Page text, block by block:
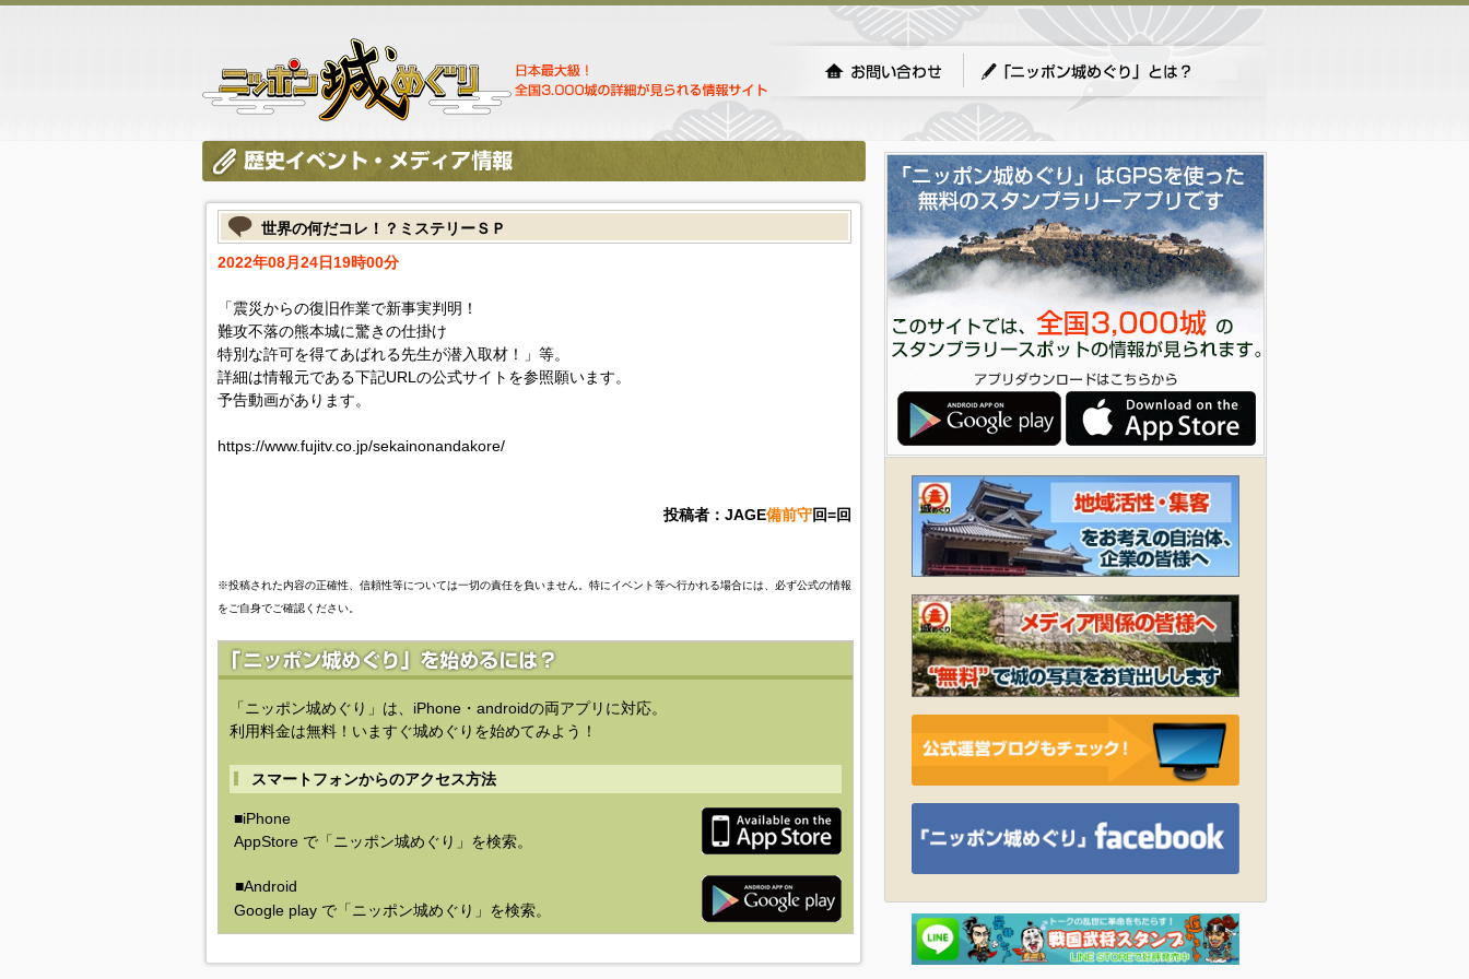
世界の何だコレ！？ミステリーＳＰ
2022年08月24日19時00分
「震災からの復旧作業で新事実判明！
難攻不落の熊本城に驚きの仕掛け
特別な許可を得てあばれる先生が潜入取材！」等。
詳細は情報元である下記URLの公式サイトを参照願います。
予告動画があります。
https://www.fujitv.co.jp/sekainonandakore/
投稿者：JAGE備前守回=回
※投稿された内容の正確性、信頼性等については一切の責任を負いません。特にイベント等へ行かれる場合には、必ず公式の情報
をご自身でご確認ください。
「ニッポン城めぐり」は、iPhone・androidの両アプリに対応。
利用料金は無料！いますぐ城めぐりを始めてみよう！
スマートフォンからのアクセス方法
■iPhone
AppStore で「ニッポン城めぐり」を検索。
■Android
Google play で「ニッポン城めぐり」を検索。